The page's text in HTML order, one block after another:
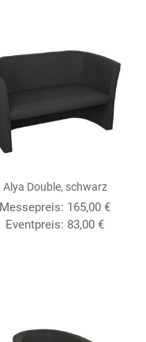
Alya Double, schwarz
Messepreis: 165,00 €
Eventpreis: 83,00 €